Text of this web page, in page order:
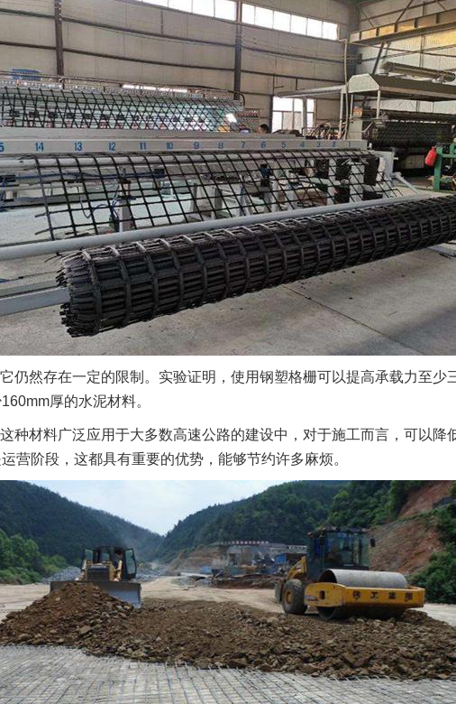
仍然存在一定的限制。实验证明，使用钢塑格栅可以提高承载力至
厚的水泥材料。
种材料广泛应用于大多数高速公路的建设中，对于施工而言，可以
营阶段，这都具有重要的优势，能够节约许多麻烦。